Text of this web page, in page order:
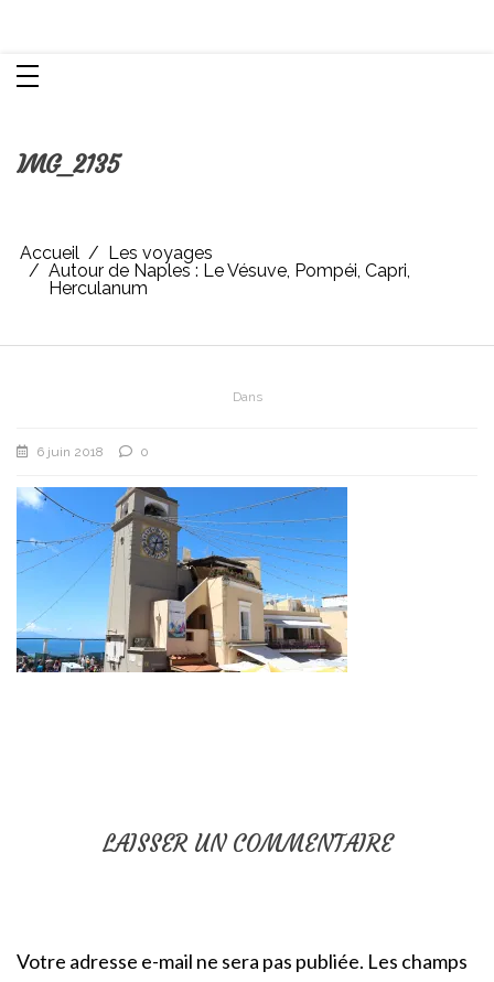
IMG_2135
Accueil
Les voyages
Autour de Naples : Le Vésuve, Pompéi, Capri,
Herculanum
Dans
6 juin 2018 0
LAISSER UN COMMENTAIRE
Votre adresse e-mail ne sera pas publiée. Les champs